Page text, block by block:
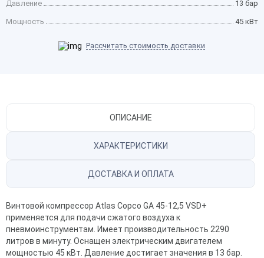
Давление 13 бар
Мощность 45 кВт
Рассчитать стоимость доставки
ОПИСАНИЕ
ХАРАКТЕРИСТИКИ
ДОСТАВКА И ОПЛАТА
Винтовой компрессор Atlas Copco GA 45-12,5 VSD+
применяется для подачи сжатого воздуха к
пневмоинструментам. Имеет производительность 2290
литров в минуту. Оснащен электрическим двигателем
мощностью 45 кВт. Давление достигает значения в 13 бар.